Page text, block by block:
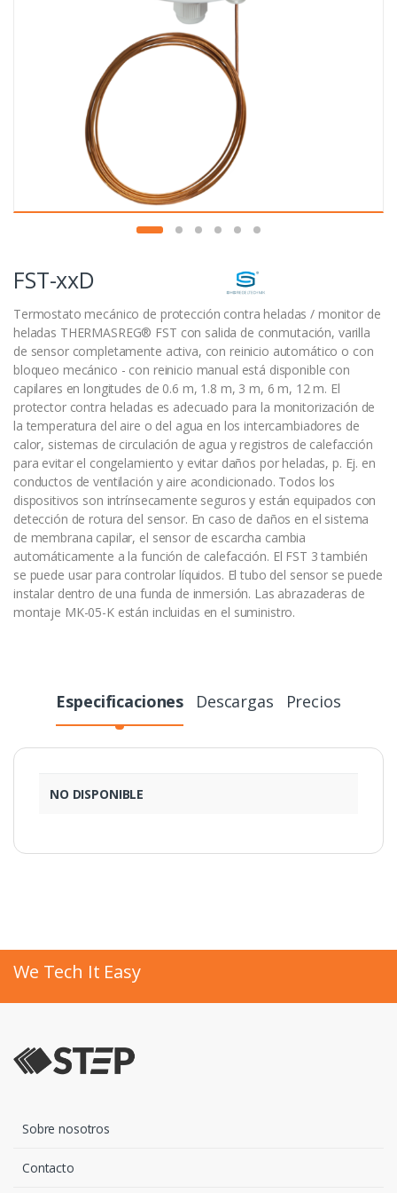
FST-xxD
Termostato mecánico de protección contra heladas / monitor de
heladas THERMASREG® FST con salida de conmutación, varilla
de sensor completamente activa, con reinicio automático o con
bloqueo mecánico - con reinicio manual está disponible con
capilares en longitudes de 0.6 m, 1.8 m, 3 m, 6 m, 12 m. El
protector contra heladas es adecuado para la monitorización de
la temperatura del aire o del agua en los intercambiadores de
calor, sistemas de circulación de agua y registros de calefacción
para evitar el congelamiento y evitar daños por heladas, p. Ej. en
conductos de ventilación y aire acondicionado. Todos los
dispositivos son intrínsecamente seguros y están equipados con
detección de rotura del sensor. En caso de daños en el sistema
de membrana capilar, el sensor de escarcha cambia
automáticamente a la función de calefacción. El FST 3 también
se puede usar para controlar líquidos. El tubo del sensor se puede
instalar dentro de una funda de inmersión. Las abrazaderas de
montaje MK-05-K están incluidas en el suministro.
Especificaciones Descargas Precios
NO DISPONIBLE
We Tech It Easy
Sobre nosotros
Contacto